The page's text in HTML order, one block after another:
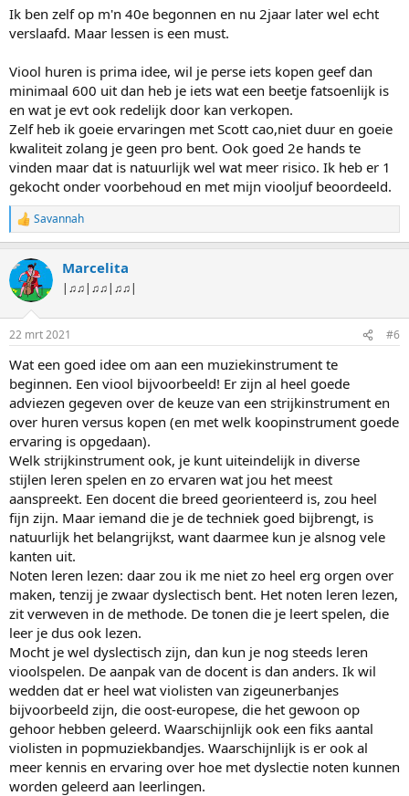
e
n
Ik ben zelf op m'n 40e begonnen en nu 2jaar later wel echt
verslaafd. Maar lessen is een must.
Viool huren is prima idee, wil je perse iets kopen geef dan
minimaal 600 uit dan heb je iets wat een beetje fatsoenlijk is
en wat je evt ook redelijk door kan verkopen.
Zelf heb ik goeie ervaringen met Scott cao,niet duur en goeie
kwaliteit zolang je geen pro bent. Ook goed 2e hands te
vinden maar dat is natuurlijk wel wat meer risico. Ik heb er 1
gekocht onder voorbehoud en met mijn viooljuf beoordeeld.
W
a
r
d
e
n
e
n
:
Savannah
Marcelita
|♫♫|♫♫|♫♫|
22 mrt 2021 #6
Wat een goed idee om aan een muziekinstrument te
beginnen. Een viool bijvoorbeeld! Er zijn al heel goede
adviezen gegeven over de keuze van een strijkinstrument en
over huren versus kopen (en met welk koopinstrument goede
ervaring is opgedaan).
Welk strijkinstrument ook, je kunt uiteindelijk in diverse
stijlen leren spelen en zo ervaren wat jou het meest
aanspreekt. Een docent die breed georienteerd is, zou heel
fijn zijn. Maar iemand die je de techniek goed bijbrengt, is
natuurlijk het belangrijkst, want daarmee kun je alsnog vele
kanten uit.
Noten leren lezen: daar zou ik me niet zo heel erg orgen over
maken, tenzij je zwaar dyslectisch bent. Het noten leren lezen,
zit verweven in de methode. De tonen die je leert spelen, die
leer je dus ook lezen.
Mocht je wel dyslectisch zijn, dan kun je nog steeds leren
vioolspelen. De aanpak van de docent is dan anders. Ik wil
wedden dat er heel wat violisten van zigeunerbanjes
bijvoorbeeld zijn, die oost-europese, die het gewoon op
gehoor hebben geleerd. Waarschijnlijk ook een fiks aantal
violisten in popmuziekbandjes. Waarschijnlijk is er ook al
meer kennis en ervaring over hoe met dyslectie noten kunnen
worden geleerd aan leerlingen.